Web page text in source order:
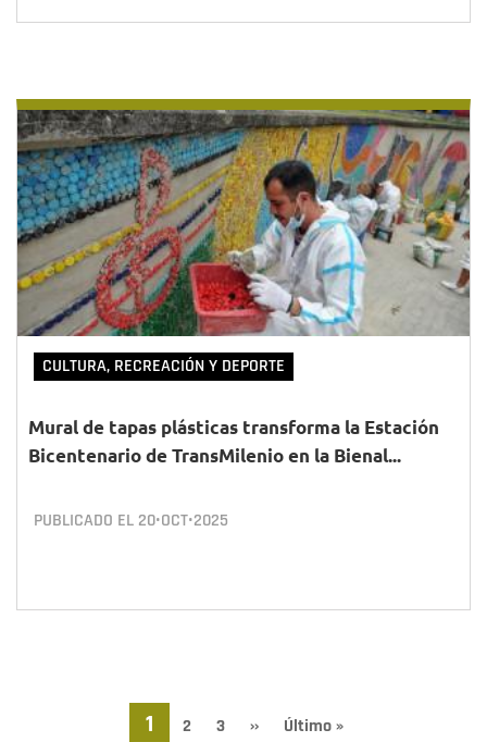
CULTURA, RECREACIÓN Y DEPORTE
Mural de tapas plásticas transforma la Estación
Bicentenario de TransMilenio en la Bienal...
PUBLICADO EL 20•OCT•2025
Página
1 Page
2 Page
3
Siguiente
››
Última
Último »